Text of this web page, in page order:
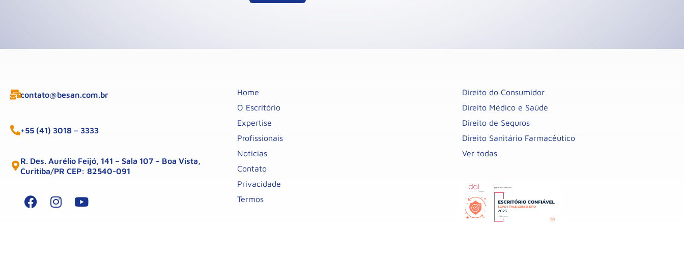
contato@besan.com.br
+55 (41) 3018 – 3333
R. Des. Aurélio Feijó, 141 – Sala 107 – Boa Vista,
Curitiba/PR CEP: 82540-091
Home
O Escritório
Expertise
Profissionais
Noticias
Contato
Privacidade
Termos
Direito do Consumidor
Direito Médico e Saúde
Direito de Seguros
Direito Sanitário Farmacêutico
Ver todas